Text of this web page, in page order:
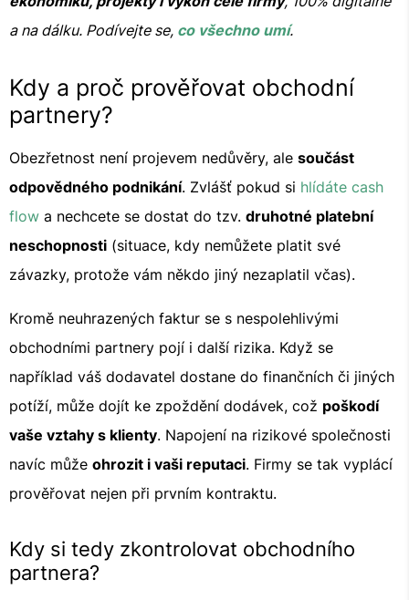
a na dálku. Podívejte se, co všechno umí.
Kdy a proč prověřovat obchodní
partnery?
Obezřetnost není projevem nedůvěry, ale součást
odpovědného podnikání. Zvlášť pokud si hlídáte cash
flow a nechcete se dostat do tzv. druhotné platební
neschopnosti (situace, kdy nemůžete platit své
závazky, protože vám někdo jiný nezaplatil včas).
Kromě neuhrazených faktur se s nespolehlivými
obchodními partnery pojí i další rizika. Když se
například váš dodavatel dostane do finančních či jiných
potíží, může dojít ke zpoždění dodávek, což poškodí
vaše vztahy s klienty. Napojení na rizikové společnosti
navíc může ohrozit i vaši reputaci. Firmy se tak vyplácí
prověřovat nejen při prvním kontraktu.
Kdy si tedy zkontrolovat obchodního
partnera?